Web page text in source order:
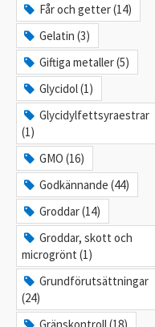
Får och getter (14)
Gelatin (3)
Giftiga metaller (5)
Glycidol (1)
Glycidylfettsyraestrar
(1)
GMO (16)
Godkännande (44)
Groddar (14)
Groddar, skott och
microgrönt (1)
Grundförutsättningar
(24)
Gränskontroll (18)